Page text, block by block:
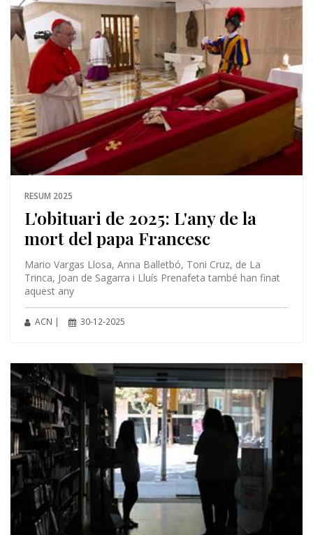
RESUM 2025
L'obituari de 2025: L'any de la
mort del papa Francesc
Mario Vargas Llosa, Anna Balletbó, Toni Cruz, de La
Trinca, Joan de Sagarra i Lluís Prenafeta també han finat
aquest any
ACN | 30-12-2025